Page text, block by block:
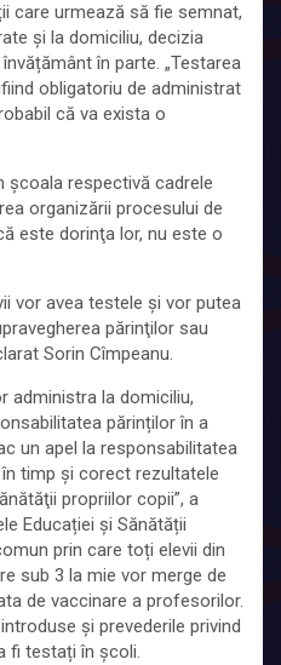
care urmează să fie semnat,
și la domiciliu, decizia
în parte. „Testarea
obligatoriu de administrat
că va exista o
şcoala respectivă cadrele
organizării procesului de
este dorinţa lor, nu este o
vor avea testele şi vor putea
părinţilor sau
Sorin Cîmpeanu.
administra la domiciliu,
părinților în a
un apel la responsabilitatea
timp şi corect rezultatele
propriilor copii”, a
Educației și Sănătății
prin care toți elevii din
sub 3 la mie vor merge de
de vaccinare a profesorilor.
și prevederile privind
fi testați în școli.